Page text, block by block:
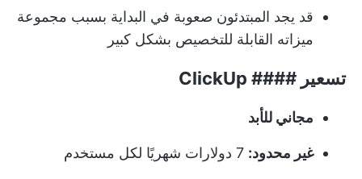
قد يجد المبتدئون صعوبة في البداية بسبب مجموعة
ميزاته القابلة للتخصيص بشكل كبير
تسعير #### ClickUp
مجاني للأبد
غير محدود: